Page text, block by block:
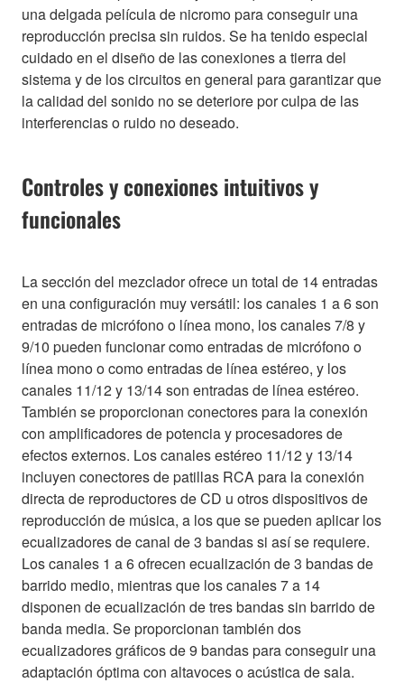
una delgada película de nicromo para conseguir una
reproducción precisa sin ruidos. Se ha tenido especial
cuidado en el diseño de las conexiones a tierra del
sistema y de los circuitos en general para garantizar que
la calidad del sonido no se deteriore por culpa de las
interferencias o ruido no deseado.
Controles y conexiones intuitivos y
funcionales
La sección del mezclador ofrece un total de 14 entradas
en una configuración muy versátil: los canales 1 a 6 son
entradas de micrófono o línea mono, los canales 7/8 y
9/10 pueden funcionar como entradas de micrófono o
línea mono o como entradas de línea estéreo, y los
canales 11/12 y 13/14 son entradas de línea estéreo.
También se proporcionan conectores para la conexión
con amplificadores de potencia y procesadores de
efectos externos. Los canales estéreo 11/12 y 13/14
incluyen conectores de patillas RCA para la conexión
directa de reproductores de CD u otros dispositivos de
reproducción de música, a los que se pueden aplicar los
ecualizadores de canal de 3 bandas si así se requiere.
Los canales 1 a 6 ofrecen ecualización de 3 bandas de
barrido medio, mientras que los canales 7 a 14
disponen de ecualización de tres bandas sin barrido de
banda media. Se proporcionan también dos
ecualizadores gráficos de 9 bandas para conseguir una
adaptación óptima con altavoces o acústica de sala.